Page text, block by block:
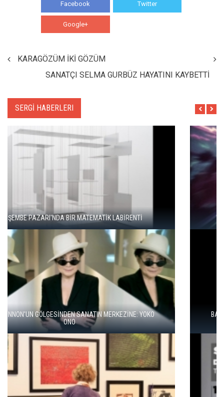
Facebook Twitter
Google+
KARAGÖZÜM İKİ GÖZÜM
SANATÇI SELMA GURBÜZ HAYATINI KAYBETTİ
SERGİ HABERLERI
"ŞEHRİ BİZ ÖĞRENMİYORUZ, TELEFONUMUZ ÖĞRENİYOR"
BALKANLAR'DAN ALÇITEPE'YE GÖÇÜN HİKAYESİ: "KÖK HALI"
SERGİSİ AÇILDI